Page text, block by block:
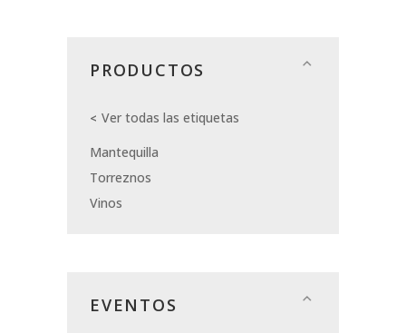
PRODUCTOS
Ver todas las etiquetas
Mantequilla
Torreznos
Vinos
EVENTOS